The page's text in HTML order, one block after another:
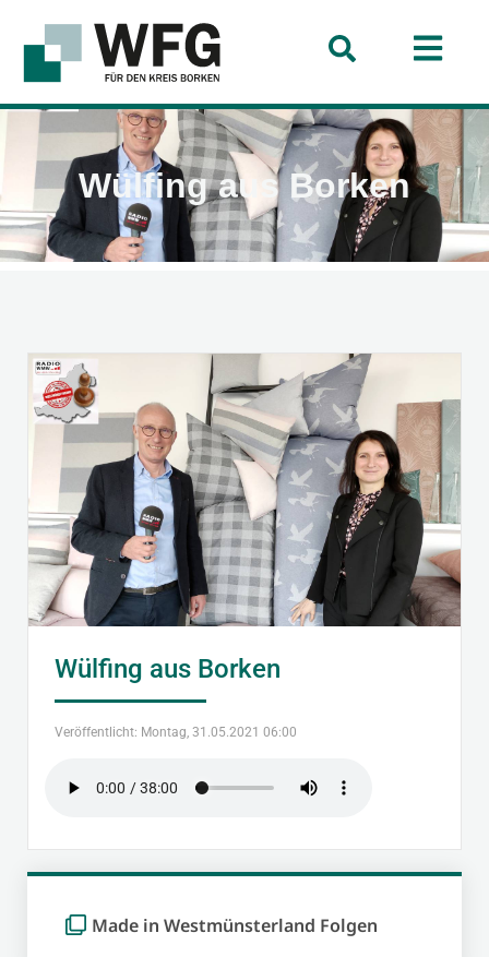
Wülfing aus Borken
Wülfing aus Borken
Veröffentlicht: Montag, 31.05.2021 06:00
Made in Westmünsterland Folgen